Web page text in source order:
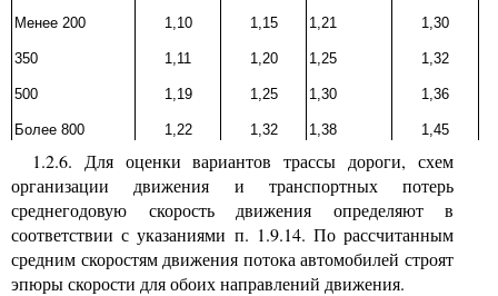
Менее 200 1,10 1,15 1,21 1,30
350 1,11 1,20 1,25 1,32
500 1,19 1,25 1,30 1,36
Более 800 1,22 1,32 1,38 1,45
1.2.6. Для оценки вариантов трассы дороги, схем
организации движения и транспортных потерь
среднегодовую скорость движения определяют в
соответствии с указаниями п. 1.9.14. По рассчитанным
средним скоростям движения потока автомобилей строят
эпюры скорости для обоих направлений движения.